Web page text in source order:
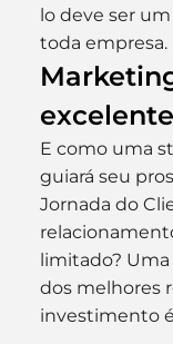
lo deve ser
toda empresa.
E como uma
guiará seu
Jornada do
limitado?
dos melhores
investimento